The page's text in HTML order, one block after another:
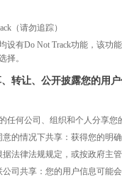
（请勿追踪）
设有Do Not Track功能，该功
择。
转让、公开披露您的用
任何公司、组织和个人分享您
意的情况下共享：获得您的明
法律法规规定，或按政府主
公司共享：您的用户信息可能